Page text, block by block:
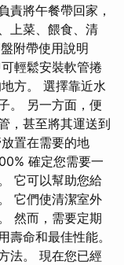
責將午餐帶回家，
上菜、餵食、清
附帶使用說明
輕鬆安裝軟管捲
方。 選擇靠近水
。 另一方面，便
，甚至將其運送到
置在需要的地
確定您需要一
它可以幫助您給
它們使清潔室外
然而，需要定期
命和最佳性能。
法。 現在您已經